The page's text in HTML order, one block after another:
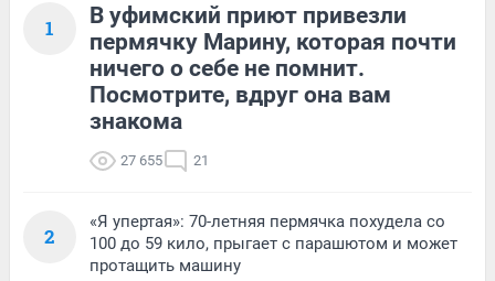
1
В уфимский приют привезли
пермячку Марину, которая почти
ничего о себе не помнит.
Посмотрите, вдруг она вам
знакома
27 655 21
2
«Я упертая»: 70-летняя пермячка похудела со
100 до 59 кило, прыгает с парашютом и может
протащить машину